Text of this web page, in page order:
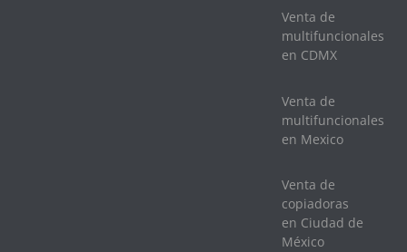
Venta de
multifuncionales
en CDMX
Venta de
multifuncionales
en Mexico
Venta de
copiadoras
en Ciudad de
México